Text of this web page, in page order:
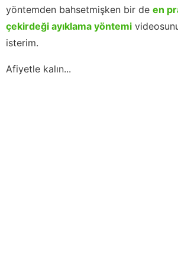
yöntemden bahsetmişken bir de en
çekirdeği ayıklama yöntemi
isterim.
Afiyetle kalın...